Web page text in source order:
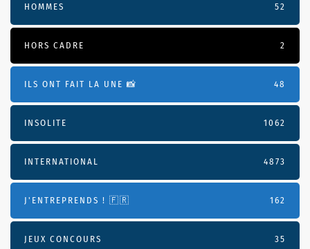
HOMMES 52
HORS CADRE 2
ILS ONT FAIT LA UNE 📸 48
INSOLITE 1062
INTERNATIONAL 4873
J'ENTREPRENDS ! 🇫🇷 162
JEUX CONCOURS 35